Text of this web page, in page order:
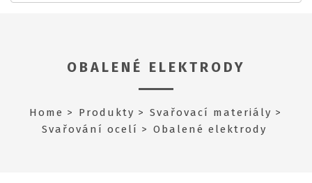
OBALENÉ ELEKTRODY
Home Produkty
Svařovací materiály
Svařování ocelí
Obalené elektrody